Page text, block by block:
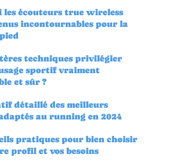
les écouteurs true wireless
incontournables pour la
techniques privilégier
sportif vraiment
et sûr ?
détaillé des meilleurs
au running en 2024
pratiques pour bien choisir
profil et vos besoins